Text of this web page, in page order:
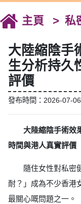
主頁 私
大陸縮陰手
生分析持久
評價
發布時間：2026-07-
大陸縮陰手術效
時間與港人真實評價
隨住女性對私密
耐？」成為不少香港
最關心嘅問題之一。